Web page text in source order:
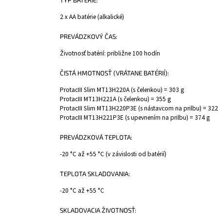
2 x AA batérie (alkalické)
PREVÁDZKOVÝ ČAS:
Životnosť batérií: približne 100 hodín
ČISTÁ HMOTNOSŤ (VRÁTANE BATÉRIÍ):
ProtacIII Slim MT13H220A (s čelenkou) = 303 g
ProtacIII MT13H221A (s čelenkou) = 355 g
ProtacIII Slim MT13H220P3E (s nástavcom na prilbu) =
ProtacIII MT13H221P3E (s upevnením na prilbu) = 374 g
PREVÁDZKOVÁ TEPLOTA:
-20 °C až +55 °C (v závislosti od batérií)
TEPLOTA SKLADOVANIA:
-20 °C až +55 °C
SKLADOVACIA ŽIVOTNOSŤ: